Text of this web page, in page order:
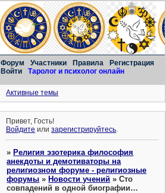
Форум Участники Правила
Регистрация
Войти
Таролог и психолог онлайн
Активные темы
Привет, Гость!
Войдите илизарегистрируйтесь.
»Религия эзотерика философия
анекдоты и демотиваторы на
религиозном форуме - религиозные
форумы »Новости учений »Сто
совпадений в одной биографии…